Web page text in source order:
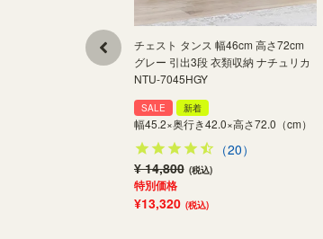
チェスト タンス 幅46cm 高さ72cm
グレー 引出3段 衣類収納 ナチュリカ
NTU-7045HGY
SALE 新着
幅45.2×奥行き42.0×高さ72.0（cm）
（20）
¥ 14,800 (税込)
特別価格
¥13,320 (税込)